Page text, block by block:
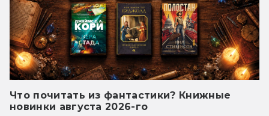
Что почитать из фантастики? Книжные
новинки августа 2026-го